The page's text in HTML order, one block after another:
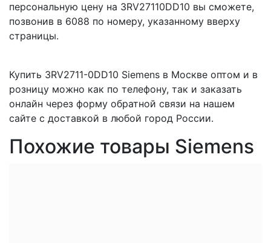
персональную цену на 3RV27110DD10 вы сможете,
позвонив в 6088 по номеру, указанному вверху
страницы.
Купить 3RV2711-0DD10 Siemens в Москве оптом и в
розницу можно как по телефону, так и заказать
онлайн через форму обратной связи на нашем
сайте с доставкой в любой город России.
Похожие товары Siemens